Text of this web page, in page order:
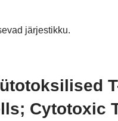
järjestikku.
Cytotoxic